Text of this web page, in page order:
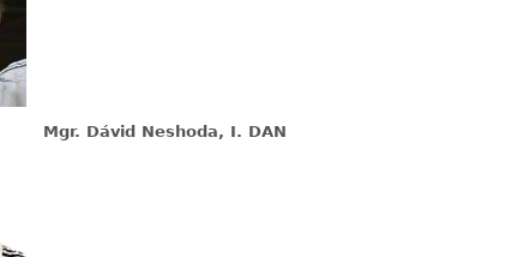
Mgr. Dávid Neshoda, I. DAN